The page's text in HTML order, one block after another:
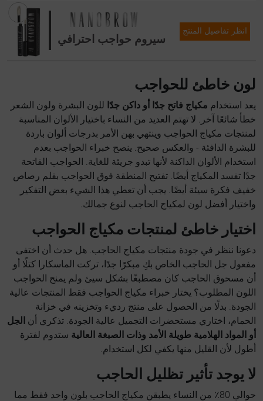
سيروم حواجب احترافي
انظر تفاصيل المنتج
لون خاطئ للحواجب
يعد استخدام مكياج فاتح جدًا أو داكن جدًا للون البشرة ولون الشعر
خطأ شائعًا آخر. لا تهتم العديد من النساء باختيار الألوان المناسبة
لمنتجات مكياج الحواجب وينتهي بهن الأمر بدرجات ألوان باردة
للبشرة الدافئة - والعكس صحيح. ينصح خبراء الحواجب بعدم
استخدام الألوان الداكنة لأنها تبدو جريئة للغاية. الحواجب الفاتحة
جدًا تفسد المكياج أيضًا. تفتيح المنطقة فوق الحواجب بقلم رصاص
خفيف فكرة سيئة أيضًا. يجب أن تعطي هذا الشيء بعض التفكير
واختيار أفضل لون لمكياج الحاجب لنوع جمالك.
اختيار خاطئ لمنتجات مكياج الحواجب
دعونا ننظر في جودة منتجات مكياج الحاجب. هل حدث أن اختفى
مفعول جل الحاجب الخاص بكِ مبكرًا جدًا، تركت الماسكارا كتلًا أو
أن مسحوق الحاجب كان مصطبغًا بشكل سيئ ولم يمنح الحواجب
اللون المطلوب؟ يختار خبراء مكياج الحواجب فقط المنتجات عالية
الجودة. بدلًا من الحصول على منتج رديء وتخزينه في خزانة
الحمام، اختاري مستحضرات التجميل عالية الجودة. تذكري أن الجل
أو المواد الهلامية طويلة الأمد وذات الصبغة العالية ستدوم لفترة
أطول لأن القليل منها يكفي لكل استخدام.
لا يوجد تأثير تظليل الحاجب
حوالي 80٪ من النساء يطبقن مكياج الحاجب بلون واحد فقط مما